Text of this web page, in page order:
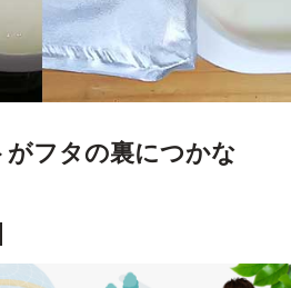
フタの裏につかな